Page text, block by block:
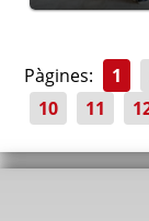
Pàgines: 1
10
11